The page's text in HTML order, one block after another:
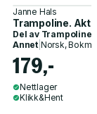
Janne Hals
Trampoline.
Del av Trampoline
Annet| Norsk,
179,-
Nettlager
Klikk&Hent